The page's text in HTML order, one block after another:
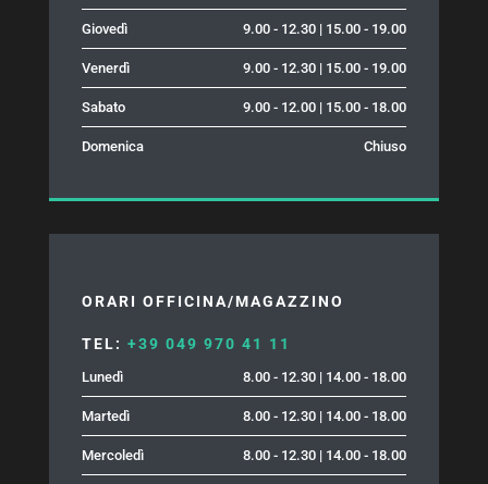
Giovedì 9.00 - 12.30 | 15.00 - 19.00
Venerdì 9.00 - 12.30 | 15.00 - 19.00
Sabato 9.00 - 12.00 | 15.00 - 18.00
Domenica Chiuso
ORARI OFFICINA/MAGAZZINO
TEL: +39 049 970 41 11
Lunedì 8.00 - 12.30 | 14.00 - 18.00
Martedì 8.00 - 12.30 | 14.00 - 18.00
Mercoledì 8.00 - 12.30 | 14.00 - 18.00